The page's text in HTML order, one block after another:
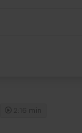
2:16 min